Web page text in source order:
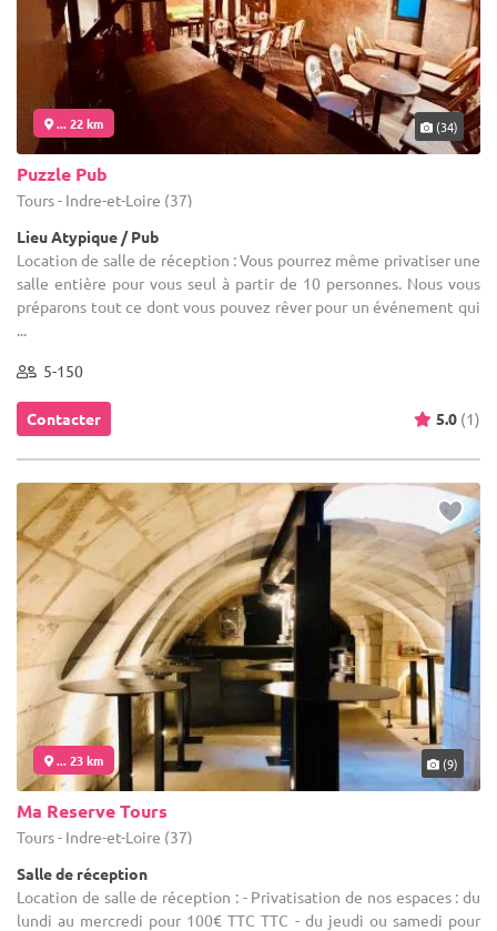
... 22 km (34)
Puzzle Pub
Tours - Indre-et-Loire (37)
Lieu Atypique / Pub
Location de salle de réception : Vous pourrez même privatiser une
salle entière pour vous seul à partir de 10 personnes. Nous vous
préparons tout ce dont vous pouvez rêver pour un événement qui
...
5-150
Contacter 5.0 (1)
... 23 km (9)
Ma Reserve Tours
Tours - Indre-et-Loire (37)
Salle de réception
Location de salle de réception : - Privatisation de nos espaces : du
lundi au mercredi pour 100€ TTC TTC - du jeudi ou samedi pour